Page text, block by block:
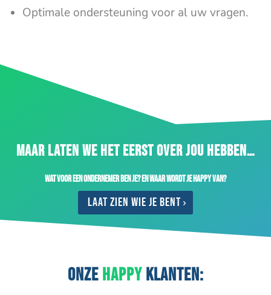
Optimale ondersteuning voor al uw vragen.
MAAR LATEN WE HET EERST OVER JOU HEBBEN…
Wat voor een ondernemer ben je? En waar wordt je happy van?
Laat zien wie je bent
ONZEHAPPYKLANTEN: